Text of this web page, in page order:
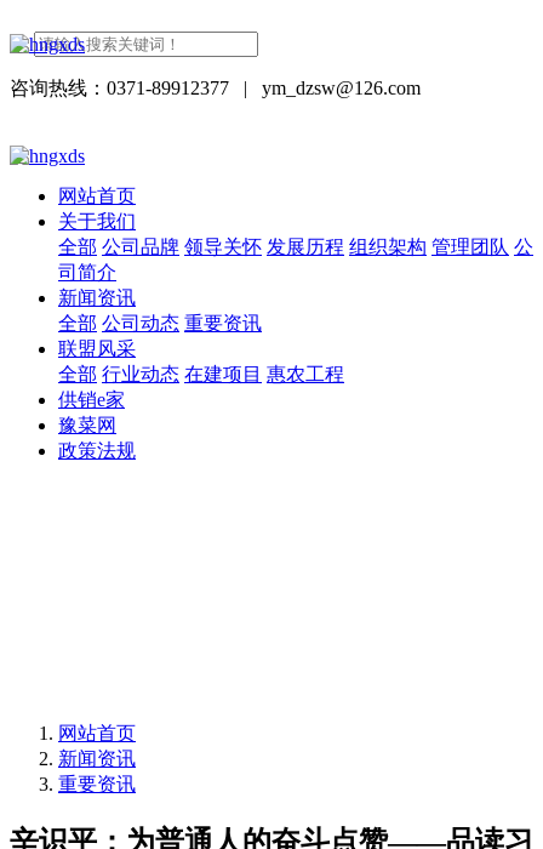
咨询热线：0371-89912377 | ym_dzsw@126.com
网站首页
关于我们
全部 公司品牌 领导关怀 发展历程 组织架构 管理团队 公
司简介
新闻资讯
全部 公司动态 重要资讯
联盟风采
全部 行业动态 在建项目 惠农工程
供销e家
豫菜网
政策法规
网站首页
新闻资讯
重要资讯
辛识平：为普通人的奋斗点赞——品读习